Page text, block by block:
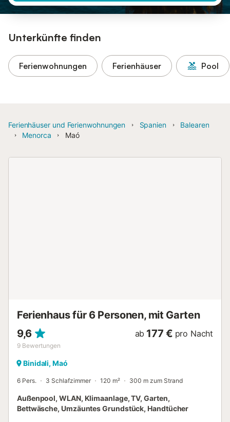
Unterkünfte finden
Ferienwohnungen Ferienhäuser Pool
Ferienhäuser und Ferienwohnungen Spanien
Balearen
Menorca
Maó
Ferienhaus für 6 Personen, mit Garten
9,6
9 Bewertungen
ab 177 € pro Nacht
Binidali, Maó
6 Pers. 3 Schlafzimmer 120 m² 300 m zum Strand
Außenpool, WLAN, Klimaanlage, TV, Garten,
Bettwäsche, Umzäuntes Grundstück, Handtücher